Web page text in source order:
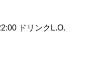
ドリンクL.O.